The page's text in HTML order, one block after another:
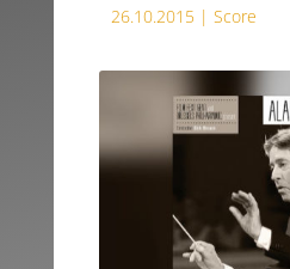
26.10.2015 | Score